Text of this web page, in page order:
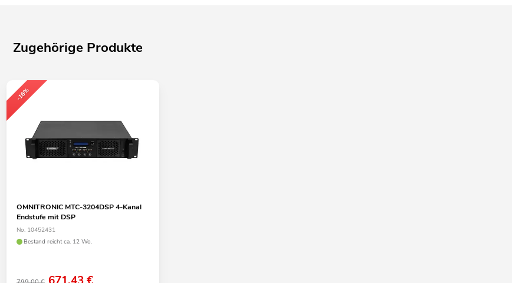
Zugehörige Produkte
-16%
OMNITRONIC MTC-3204DSP 4-Kanal
Endstufe mit DSP
No. 10452431
Bestand reicht ca. 12 Wo.